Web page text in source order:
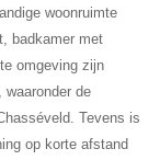
woonruimte
badkamer met
omgeving zijn
waaronder de
Tevens is
op korte afstand